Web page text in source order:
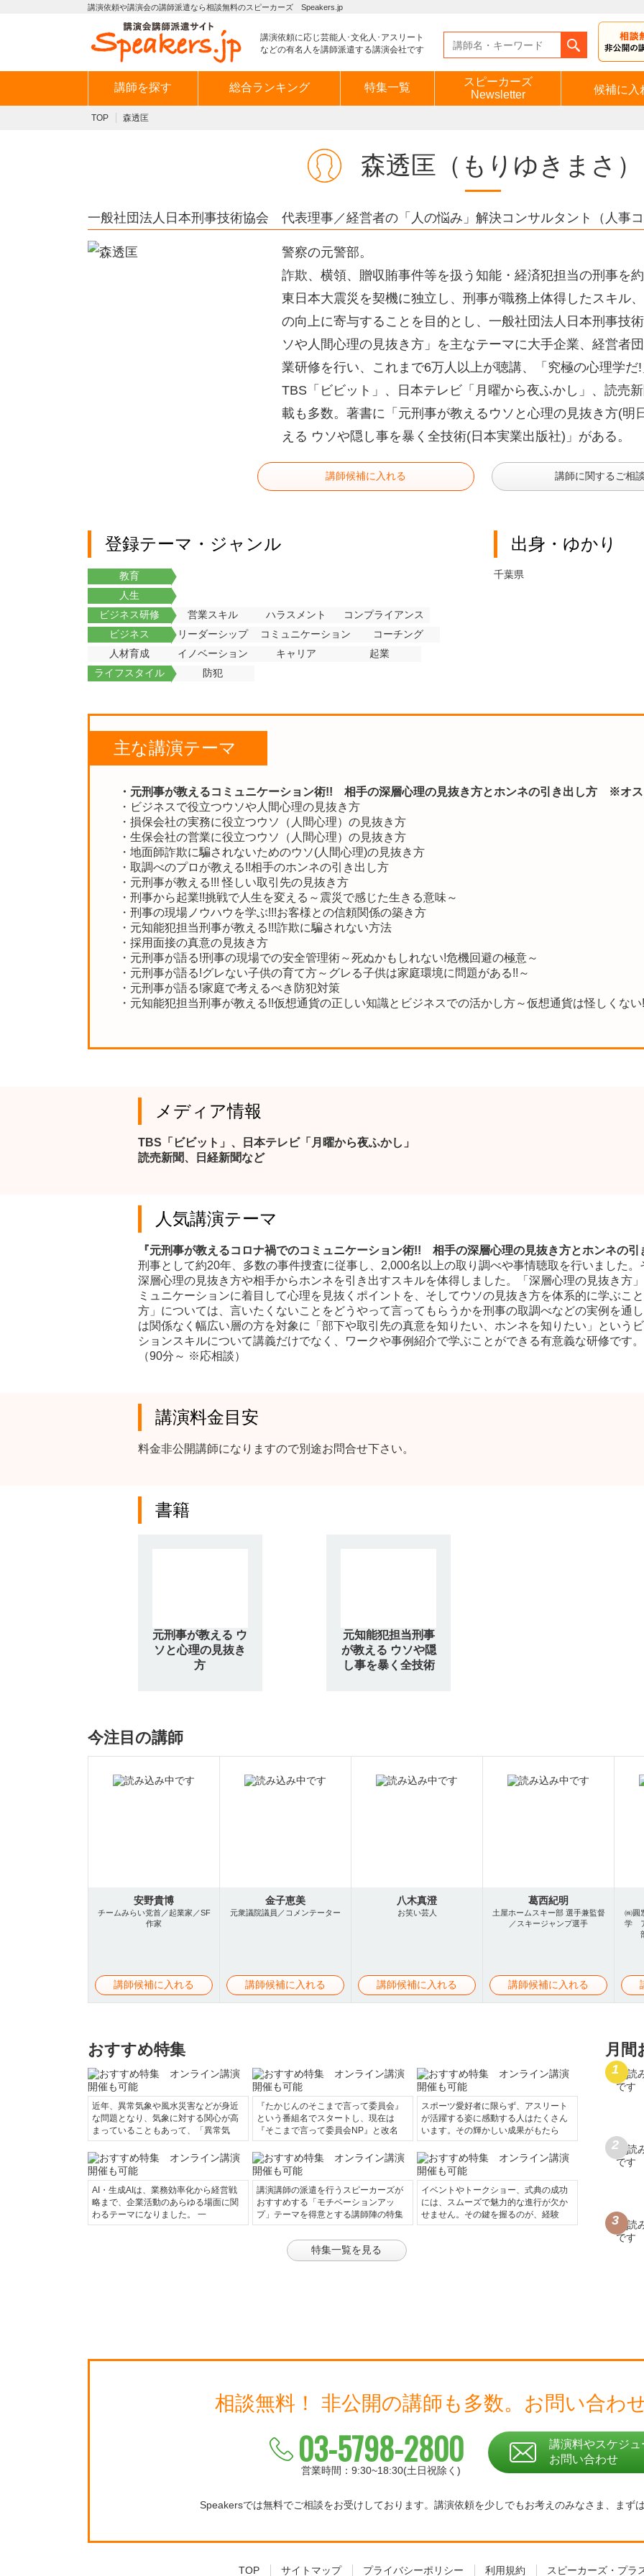
講演依頼や講演会の講師派遣なら相談無料のスピーカーズ Speakers.jp
講演依頼に応じ芸能人･文化人･アスリート
などの有名人を講師派遣する講演会社です
講師を探す 総合ランキング 特集一覧
スピーカーズ
Newsletter
候補に入
TOP 森透匡
森透匡 （もりゆきまさ）
一般社団法人日本刑事技術協会 代表理事／経営者の「人の悩み」解決コンサルタント（人事
警察の元警部。
詐欺、横領、贈収賄事件等を扱う知能・経済犯担当の刑事を
東日本大震災を契機に独立し、刑事が職務上体得したスキル
の向上に寄与することを目的とし、一般社団法人日本刑事技
ソや人間心理の見抜き方」を主なテーマに大手企業、経営者
業研修を行い、これまで6万人以上が聴講、「究極の心理学
TBS「ビビット」、日本テレビ「月曜から夜ふかし」、読売
載も多数。著書に「元刑事が教えるウソと心理の見抜き方(明
える ウソや隠し事を暴く全技術(日本実業出版社)」がある。
講師候補に入れる 講師に関するご相
登録テーマ・ジャンル
教育
人生
ビジネス研修
営業スキル ハラスメント
コンプライアンス
ビジネス
リーダーシップ コミュニケーション
コーチング
人材育成
イノベーション キャリア
起業
ライフスタイル
防犯
出身・ゆかり
千葉県
主な講演テーマ
・元刑事が教えるコミュニケーション術!! 相手の深層心理の見抜き方とホンネの引き出し方 ※オ
・ビジネスで役立つウソや人間心理の見抜き方
・損保会社の実務に役立つウソ（人間心理）の見抜き方
・生保会社の営業に役立つウソ（人間心理）の見抜き方
・地面師詐欺に騙されないためのウソ(人間心理)の見抜き方
・取調べのプロが教える!!相手のホンネの引き出し方
・元刑事が教える!!! 怪しい取引先の見抜き方
・刑事から起業!!挑戦で人生を変える～震災で感じた生きる意味～
・刑事の現場ノウハウを学ぶ!!!お客様との信頼関係の築き方
・元知能犯担当刑事が教える!!!詐欺に騙されない方法
・採用面接の真意の見抜き方
・元刑事が語る!刑事の現場での安全管理術～死ぬかもしれない!危機回避の極意～
・元刑事が語る!グレない子供の育て方～グレる子供は家庭環境に問題がある!!～
・元刑事が語る!家庭で考えるべき防犯対策
・元知能犯担当刑事が教える!!仮想通貨の正しい知識とビジネスでの活かし方～仮想通貨は怪しくない
メディア情報
TBS「ビビット」、日本テレビ「月曜から夜ふかし」
読売新聞、日経新聞など
人気講演テーマ
『元刑事が教えるコロナ禍でのコミュニケーション術!! 相手の深層心理の見抜き方とホンネの引
刑事として約20年、多数の事件捜査に従事し、2,000名以上の取り調べや事情聴取を行いました
深層心理の見抜き方や相手からホンネを引き出すスキルを体得しました。「深層心理の見抜き方
ミュニケーションに着目して心理を見抜くポイントを、そしてウソの見抜き方を体系的に学ぶこ
方」については、言いたくないことをどうやって言ってもらうかを刑事の取調べなどの実例を通
は関係なく幅広い層の方を対象に「部下や取引先の真意を知りたい、ホンネを知りたい」という
ションスキルについて講義だけでなく、ワークや事例紹介で学ぶことができる有意義な研修です。
（90分～ ※応相談）
講演料金目安
料金非公開講師になりますので別途お問合せ下さい。
書籍
元刑事が教える ウ
ソと心理の見抜き
方
元知能犯担当刑事
が教える ウソや隠
し事を暴く全技術
今注目の講師
安野貴博
チームみらい党首／起業家／SF
作家
講師候補に入れる
金子恵美
元衆議院議員／コメンテーター
講師候補に入れる
八木真澄
お笑い芸人
講師候補に入れる
葛西紀明
土屋ホームスキー部 選手兼監督
／スキージャンプ選手
講師候補に入れる
㈱圓
学
おすすめ特集
近年、異常気象や風水災害などが身近
な問題となり、気象に対する関心が高
まっていることもあって、「異常気
『たかじんのそこまで言って委員会』
という番組名でスタートし、現在は
『そこまで言って委員会NP』と改名
スポーツ愛好者に限らず、アスリート
が活躍する姿に感動する人はたくさん
います。その輝かしい成果がもたら
AI・生成AIは、業務効率化から経営戦
略まで、企業活動のあらゆる場面に関
わるテーマになりました。 一
講演講師の派遣を行うスピーカーズが
おすすめする「モチベーションアッ
プ」テーマを得意とする講師陣の特集
イベントやトークショー、式典の成功
には、スムーズで魅力的な進行が欠か
せません。その鍵を握るのが、経験
特集一覧を見る
月間
相談無料！ 非公開の講師も多数。 お問い合わ
03-5798-2800
営業時間：9:30~18:30(土日祝除く)
講演料やスケジュ
お問い合わせ
Speakersでは無料でご相談をお受けしております。 講演依頼を少しでもお考えのみなさま、 まず
TOP サイトマップ プライバシーポリシー 利用規約 スピーカーズ・プラ